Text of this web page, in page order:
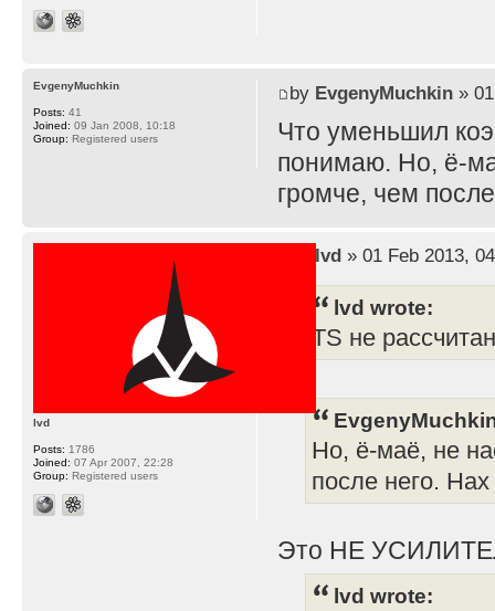
by EvgenyMuchkin» 01
Что уменьшил
понимаю. Но, ё-
громче, чем
EvgenyMuchkin
Posts: 41
Joined: 09 Jan 2008, 10:18
Group: Registered users
lvd» 01 Feb 2013,
lvd wrote:
TS не
Но, ё-маё, не
после него.
Это НЕ
lvd wrote:
lvd
Posts: 1786
Joined: 07 Apr 2007, 22:28
Group: Registered users